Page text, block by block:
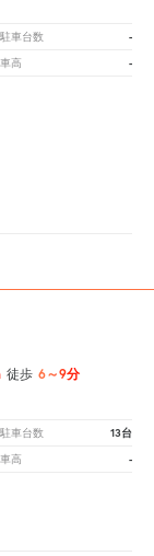
駐車台数 -
車高 -
徒歩 6～9分
駐車台数 13台
車高 -